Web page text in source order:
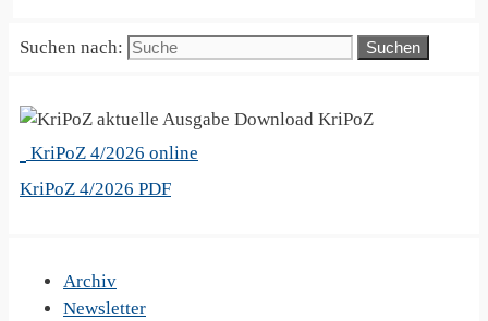
Suchen nach:
KriPoZ
KriPoZ 4/2026 online
KriPoZ 4/2026 PDF
Archiv
Newsletter